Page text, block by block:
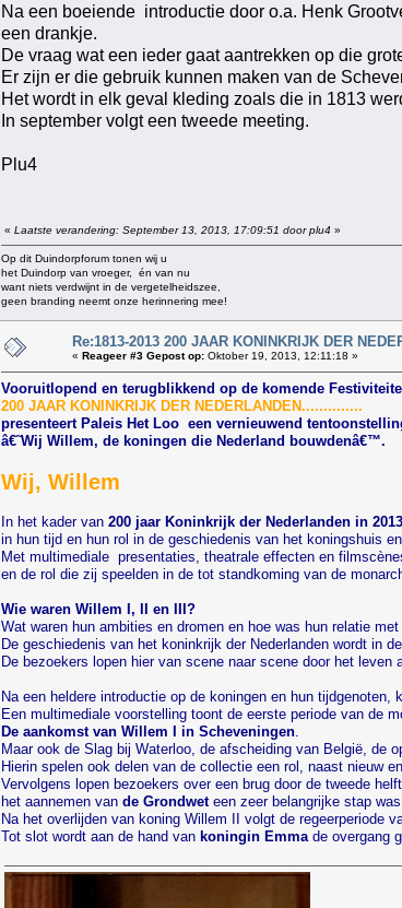
Na een boeiende introductie door o.a. Henk
een drankje.
De vraag wat een ieder gaat aantrekken op die
Er zijn er die gebruik kunnen maken van de
Het wordt in elk geval kleding zoals die in 1813
In september volgt een tweede meeting.
Plu4
« Laatste verandering: September 13, 2013, 17:09:51 door plu4 »
Op dit Duindorpforum tonen wij u
het Duindorp van vroeger, én van nu
want niets verdwijnt in de vergetelheidszee,
geen branding neemt onze herinnering mee!
Re:1813-2013 200 JAAR KONINKRIJK DER
« Reageer #3 Gepost op: Oktober 19, 2013, 12:11:18 »
Vooruitlopend en terugblikkend op de komende
200 JAAR KONINKRIJK DER NEDERLANDEN..............
presenteert Paleis Het Loo een vernieuwend
â€˜Wij Willem, de koningen die Nederland bouwdenâ€™.
Wij, Willem
In het kader van 200 jaar Koninkrijk der Nederlanden in 2013
in hun tijd en hun rol in de geschiedenis van het koningshuis en
Met multimediale presentaties, theatrale effecten en
en de rol die zij speelden in de tot standkoming van de
Wie waren Willem I, II en III?
Wat waren hun ambities en dromen en hoe was hun relatie
De geschiedenis van het koninkrijk der Nederlanden wordt in
De bezoekers lopen hier van scene naar scene door het leven
Na een heldere introductie op de koningen en hun
Een multimediale voorstelling toont de eerste periode van de
De aankomst van Willem I in Scheveningen
Maar ook de Slag bij Waterloo, de afscheiding van België, de
Hierin spelen ook delen van de collectie een rol, naast nieuw
Vervolgens lopen bezoekers over een brug door de tweede
het aannemen van de Grondweteen zeer belangrijke stap was.
Na het overlijden van koning Willem II volgt de regeerperiode
Tot slot wordt aan de hand van koningin Emma de overgang